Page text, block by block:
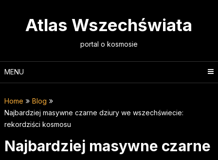
Atlas Wszechświata
portal o kosmosie
MENU
Home
Blog
Najbardziej masywne czarne dziury we wszechświecie:
rekordziści kosmosu
Najbardziej masywne czarne